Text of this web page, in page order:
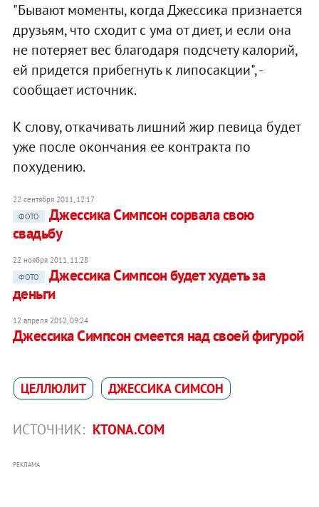
"Бывают моменты, когда Джессика признается
друзьям, что сходит с ума от диет, и если она
не потеряет вес благодаря подсчету калорий,
ей придется прибегнуть к липосакции", -
сообщает источник.
К слову, откачивать лишний жир певица будет
уже после окончания ее контракта по
похудению.
22 сентября 2011, 12:17
ФОТО
Джессика Симпсон сорвала свою
свадьбу
22 ноября 2011, 11:28
ФОТО
Джессика Симпсон будет худеть за
деньги
12 апреля 2012, 09:24
Джессика Симпсон смеется над своей фигурой
ЦЕЛЛЮЛИТ ДЖЕССИКА СИМСОН
ИСТОЧНИК: KTONA.COM
РЕКЛАМА